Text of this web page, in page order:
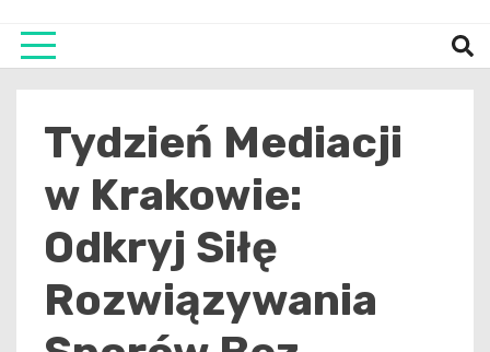
Tydzień Mediacji
w Krakowie:
Odkryj Siłę
Rozwiązywania